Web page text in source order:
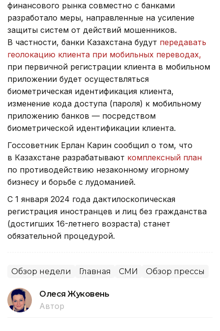
финансового рынка совместно с банками
разработало меры, направленные на усиление
защиты систем от действий мошенников.
В частности, банки Казахстана будут передавать
геолокацию клиента при мобильных переводах,
при первичной регистрации клиента в мобильном
приложении будет осуществляться
биометрическая идентификация клиента,
изменение кода доступа (пароля) к мобильному
приложению банков — посредством
биометрической идентификации клиента.
Госсоветник Ерлан Карин сообщил о том, что
в Казахстане разрабатывают комплексный план
по противодействию незаконному игорному
бизнесу и борьбе с лудоманией.
С 1 января 2024 года дактилоскопическая
регистрация иностранцев и лиц без гражданства
(достигших 16-летнего возраста) станет
обязательной процедурой.
Обзор недели Главная СМИ Обзор прессы
Олеся Жуковень
Автор